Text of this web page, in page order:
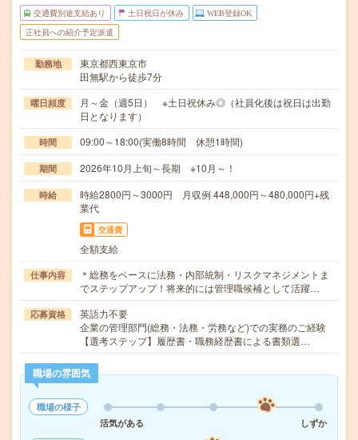
交通費別途支給あり 土日祝日が休み WEB登録OK
正社員への紹介予定派遣
勤務地
東京都西東京市
田無駅から徒歩7分
曜日頻度
月～金（週5日） ※土日祝休み◎（社員化後は祝日は出勤
日となります）
時間 09:00～18:00(実働8時間 休憩1時間)
期間 2026年10月上旬～長期 ※10月～！
時給
時給2800円～3000円 月収例 448,000円～480,000円+残
業代
交通費
全額支給
仕事内容
＊総務をベースに法務・内部統制・リスクマネジメントま
でステップアップ！将来的には管理職候補として活躍…
応募資格
英語力不要
企業の管理部門(総務・法務・労務など)での実務のご経験
【選考ステップ】履歴書・職務経歴書による書類選…
職場の雰囲気
職場の様子
活気がある
しずか